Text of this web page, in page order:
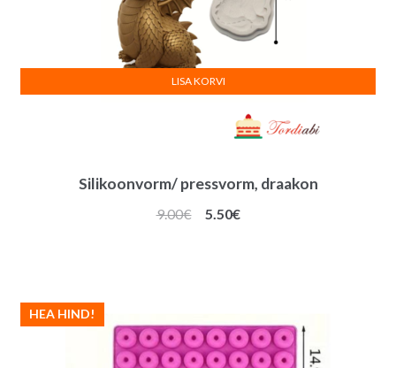
Silikoonvorm/ pressvorm, draakon
9.00€
Algne
5.50€Praegune
LISA KORVI
HEA HIND!